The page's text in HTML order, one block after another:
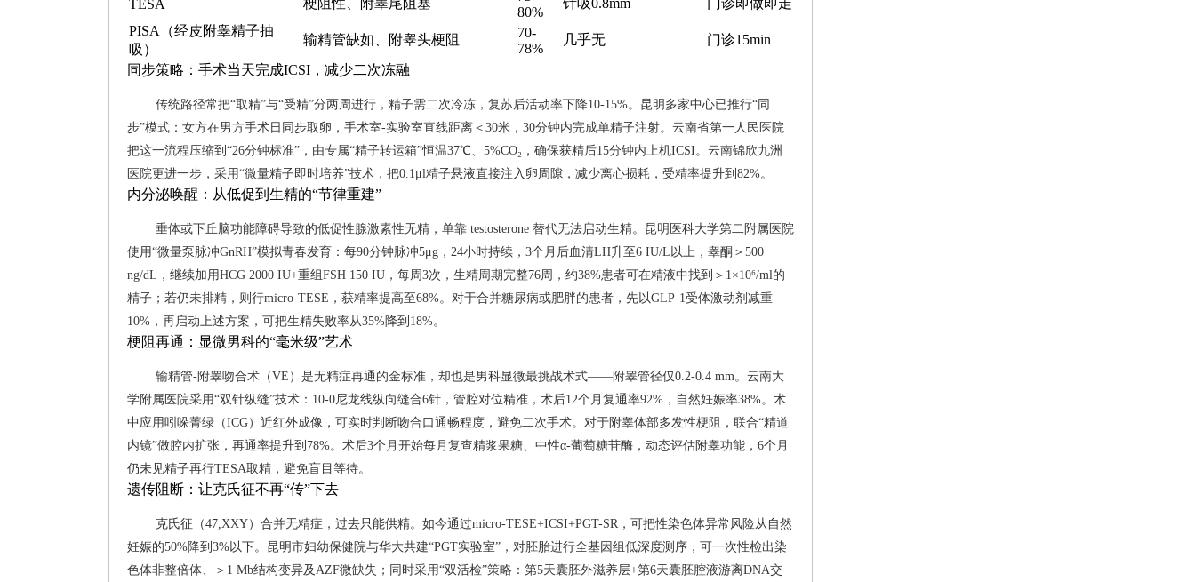
TESA
80%
PISA（经皮附睾精子抽
吸）
输精管缺如、附睾头梗阻
70-
78%
几乎无
门诊15min
同步策略：手术当天完成ICSI，减少二次冻融
传统路径常把“取精”与“受精”分两周进行，精子需二次冷冻，复苏后活动率下降10-15%。昆明多家中心已推行“同
步”模式：女方在男方手术日同步取卵，手术室-实验室直线距离＜30米，30分钟内完成单精子注射。云南省第一人民医院
把这一流程压缩到“26分钟标准”，由专属“精子转运箱”恒温37℃、5%CO₂，确保获精后15分钟内上机ICSI。云南锦欣九洲
医院更进一步，采用“微量精子即时培养”技术，把0.1μl精子悬液直接注入卵周隙，减少离心损耗，受精率提升到82%。
内分泌唤醒：从低促到生精的“节律重建”
垂体或下丘脑功能障碍导致的低促性腺激素性无精，单靠 testosterone 替代无法启动生精。昆明医科大学第二附属医院
使用“微量泵脉冲GnRH”模拟青春发育：每90分钟脉冲5μg，24小时持续，3个月后血清LH升至6 IU/L以上，睾酮＞500
ng/dL，继续加用HCG 2000 IU+重组FSH 150 IU，每周3次，生精周期完整76周，约38%患者可在精液中找到＞1×10⁶/ml的
精子；若仍未排精，则行micro-TESE，获精率提高至68%。对于合并糖尿病或肥胖的患者，先以GLP-1受体激动剂减重
10%，再启动上述方案，可把生精失败率从35%降到18%。
梗阻再通：显微男科的“毫米级”艺术
输精管-附睾吻合术（VE）是无精症再通的金标准，却也是男科显微最挑战术式——附睾管径仅0.2-0.4 mm。云南大
学附属医院采用“双针纵缝”技术：10-0尼龙线纵向缝合6针，管腔对位精准，术后12个月复通率92%，自然妊娠率38%。术
中应用吲哚菁绿（ICG）近红外成像，可实时判断吻合口通畅程度，避免二次手术。对于附睾体部多发性梗阻，联合“精道
内镜”做腔内扩张，再通率提升到78%。术后3个月开始每月复查精浆果糖、中性α-葡萄糖苷酶，动态评估附睾功能，6个月
仍未见精子再行TESA取精，避免盲目等待。
遗传阻断：让克氏征不再“传”下去
克氏征（47,XXY）合并无精症，过去只能供精。如今通过micro-TESE+ICSI+PGT-SR，可把性染色体异常风险从自然
妊娠的50%降到3%以下。昆明市妇幼保健院与华大共建“PGT实验室”，对胚胎进行全基因组低深度测序，可一次性检出染
色体非整倍体、＞1 Mb结构变异及AZF微缺失；同时采用“双活检”策略：第5天囊胚外滋养层+第6天囊胚腔液游离DNA交